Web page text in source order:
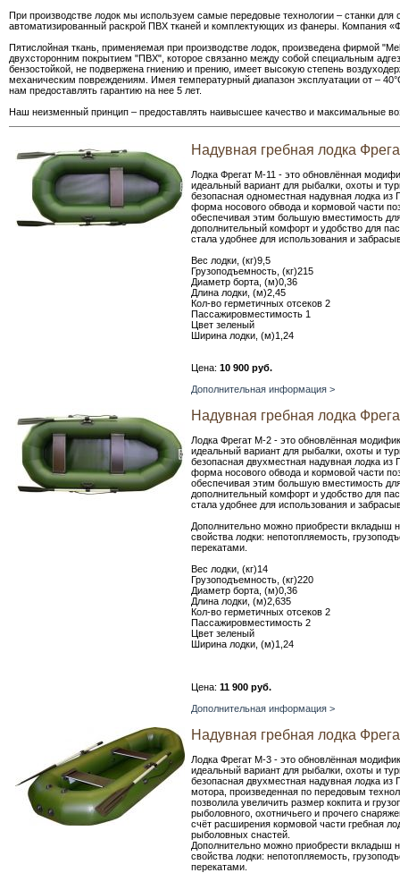
При производстве лодок мы используем самые передовые технологии – станки
автоматизированный раскрой ПВХ тканей и комплектующих из фанеры. Компания
Пятислойная ткань, применяемая при производстве лодок, произведена фирмой
двухсторонним покрытием "ПВХ", которое связанно между собой специальным
бензостойкой, не подвержена гниению и прению, имеет высокую степень
механическим повреждениям. Имея температурный диапазон эксплуатации от –
нам предоставлять гарантию на нее 5 лет.
Наш неизменный принцип – предоставлять наивысшее качество и максимальные
Надувная гребная лодка
Лодка Фрегат М-11 - это обновлённая
идеальный вариант для рыбалки, охоты и
безопасная одноместная надувная лодка
форма носового обвода и кормовой части
обеспечивая этим большую вместимость
дополнительный комфорт и удобство для
стала удобнее для использования и
Вес лодки, (кг)9,5
Грузоподъемность, (кг)215
Диаметр борта, (м)0,36
Длина лодки, (м)2,45
Кол-во герметичных отсеков 2
Пассажировместимость 1
Цвет зеленый
Ширина лодки, (м)1,24
Цена: 10 900 руб.
Дополнительная информация >
Надувная гребная лодка
Лодка Фрегат М-2 - это обновлённая
идеальный вариант для рыбалки, охоты и
безопасная двухместная надувная лодка
форма носового обвода и кормовой части
обеспечивая этим большую вместимость
дополнительный комфорт и удобство для
стала удобнее для использования и
Дополнительно можно приобрести вкладыш
свойства лодки: непотопляемость,
перекатами.
Вес лодки, (кг)14
Грузоподъемность, (кг)220
Диаметр борта, (м)0,36
Длина лодки, (м)2,635
Кол-во герметичных отсеков 2
Пассажировместимость 2
Цвет зеленый
Ширина лодки, (м)1,24
Цена: 11 900 руб.
Дополнительная информация >
Надувная гребная лодка
Лодка Фрегат М-3 - это обновлённая
идеальный вариант для рыбалки, охоты и
безопасная двухместная надувная лодка
мотора, произведенная по передовым
позволила увеличить размер кокпита и
рыболовного, охотничьего и прочего
счёт расширения кормовой части гребная
рыболовных снастей.
Дополнительно можно приобрести вкладыш
свойства лодки: непотопляемость,
перекатами.